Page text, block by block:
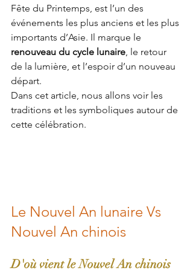
Fête du Printemps, est l’un des
événements les plus anciens et les plus
importants d’Asie. Il marque le
renouveau du cycle lunaire, le retour
de la lumière, et l’espoir d’un nouveau
départ.
Dans cet article, nous allons voir les
traditions et les symboliques autour de
cette célébration.
Le Nouvel An lunaire Vs
Nouvel An chinois
D'où vient le Nouvel An chinois